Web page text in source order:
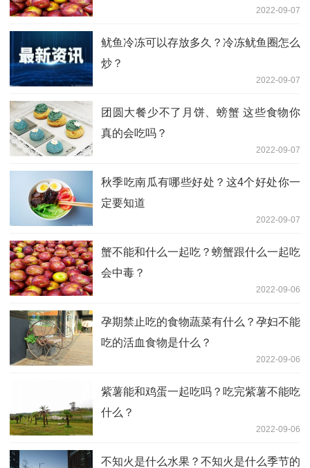
2022-09-07
鱿鱼冷冻可以存放多久？冷冻鱿鱼圈怎么
炒？
2022-09-07
团圆大餐少不了月饼、螃蟹 这些食物你
真的会吃吗？
2022-09-07
秋季吃南瓜有哪些好处？这4个好处你一
定要知道
2022-09-07
蟹不能和什么一起吃？螃蟹跟什么一起吃
会中毒？
2022-09-06
孕期禁止吃的食物蔬菜有什么？孕妇不能
吃的活血食物是什么？
2022-09-06
紫薯能和鸡蛋一起吃吗？吃完紫薯不能吃
什么？
2022-09-06
不知火是什么水果？不知火是什么季节的